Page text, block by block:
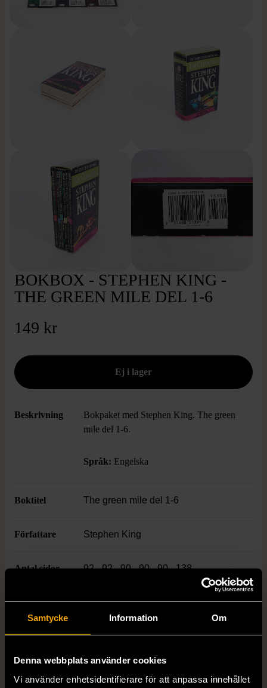
Samtycke Information Om
Denna webbplats använder cookies
Vi använder enhetsidentifierare för att anpassa innehållet
BOKBOX - STEPHEN KING -
THE GREEN MILE DEL 1-6
149 kr
Beskrivning
Bokpaket med Stephen King. The green
mile del 1-6.
Språk: Engelska
Boktitel The green mile del 1-6
Författare Stephen King
Antal sidor 92 - 92 - 90 - 90 - 90 - 138
ISBN
0-451-19049-1 / 0-451-19052-1 / 0-
451-19054-8 / 0-451-19055-6 / 0-451-
Skick Gott skick